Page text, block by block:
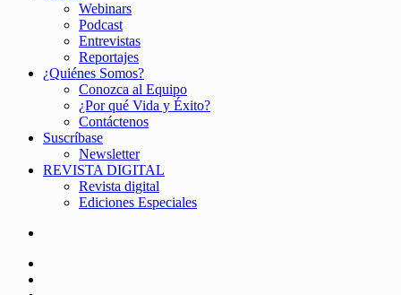
Webinars
Podcast
Entrevistas
Reportajes
¿Quiénes Somos?
Conozca al Equipo
¿Por qué Vida y Éxito?
Contáctenos
Suscríbase
Newsletter
REVISTA DIGITAL
Revista digital
Ediciones Especiales